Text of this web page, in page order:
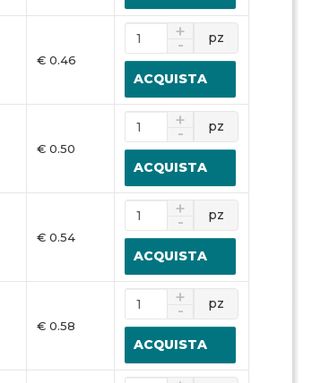
€ 0.46
pz
ACQUISTA
€ 0.50
pz
ACQUISTA
€ 0.54
pz
ACQUISTA
€ 0.58
pz
ACQUISTA